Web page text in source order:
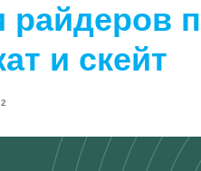
райдеров
и скейт